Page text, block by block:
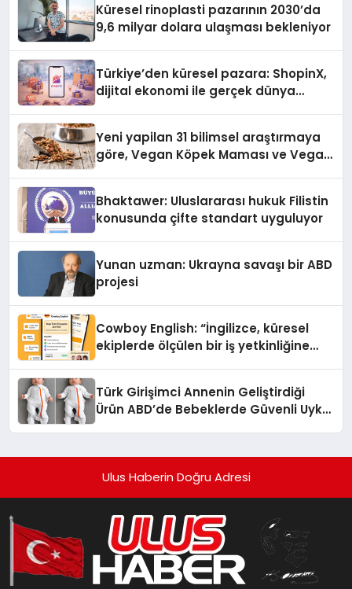
Küresel rinoplasti pazarının 2030’da
9,6 milyar dolara ulaşması bekleniyor
Türkiye’den küresel pazara: ShopinX,
dijital ekonomi ile gerçek dünya
Yeni yapilan 31 bilimsel araştırmaya
göre, Vegan Köpek Maması ve Vegan
Bhaktawer: Uluslararası hukuk Filistin
konusunda çifte standart uyguluyor
Yunan uzman: Ukrayna savaşı bir ABD
projesi
Cowboy English: “İngilizce, küresel
ekiplerde ölçülen bir iş yetkinliğine
Türk Girişimci Annenin Geliştirdiği
Ürün ABD’de Bebeklerde Güvenli Uyku
Ulus Haberin Doğru Adresi